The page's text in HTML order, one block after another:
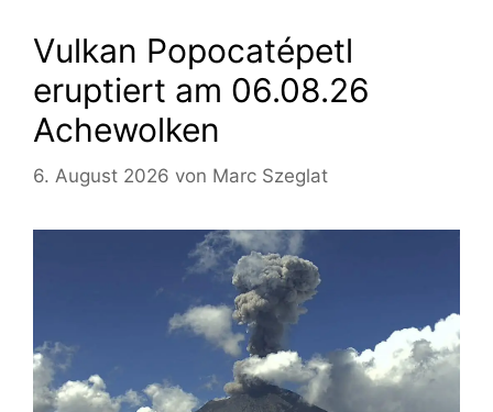
Vulkan Popocatépetl
eruptiert am 06.08.26
Achewolken
6. August 2026 von Marc Szeglat